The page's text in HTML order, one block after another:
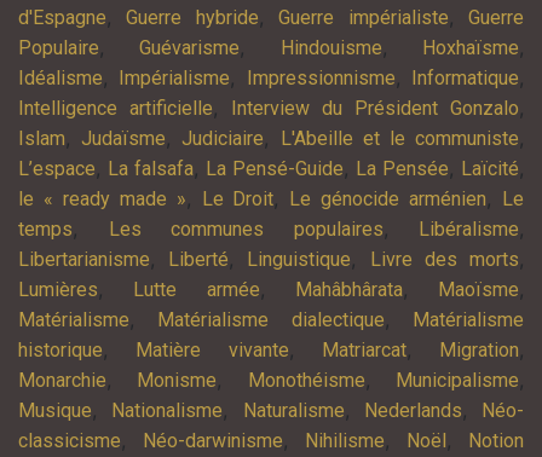
d'Espagne,Guerre hybride,Guerre impérialiste,Guerre
Populaire,Guévarisme, Hindouisme, Hoxhaïsme,
Idéalisme, Impérialisme, Impressionnisme, Informatique,
Intelligence artificielle, Interview du Président Gonzalo,
Islam, Judaïsme, Judiciaire, L'Abeille et le communiste,
L’espace, La falsafa, La Pensé-Guide, La Pensée, Laïcité,
le « ready made », Le Droit, Le génocide arménien,
Le
temps, Les communes populaires, Libéralisme,
Libertarianisme, Liberté, Linguistique, Livre des morts,
Lumières, Lutte armée, Mahâbhârata, Maoïsme,
Matérialisme, Matérialisme dialectique,
Matérialisme
historique, Matière vivante, Matriarcat, Migration,
Monarchie, Monisme, Monothéisme, Municipalisme,
Musique, Nationalisme, Naturalisme, Nederlands,
Néo-
classicisme, Néo-darwinisme, Nihilisme, Noël ,
Notion